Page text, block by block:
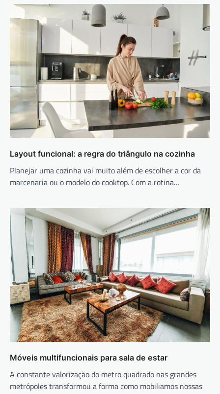
Layout funcional: a regra do triângulo na cozinha
Planejar uma cozinha vai muito além de escolher a cor da
marcenaria ou o modelo do cooktop. Com a rotina…
Móveis multifuncionais para sala de estar
A constante valorização do metro quadrado nas grandes
metrópoles transformou a forma como mobiliamos nossas